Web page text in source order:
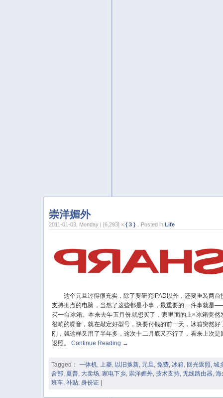
崇洋媚外
2011-01-03, Monday | [6,293] ×{ 3 } ，Posted inLife
这个元旦过得很充实，除了要研究iPAD以外，还要重装两台
支持据点的电脑，当然了这些都是小事，最重要的一件事就是
买一台冰箱。本来去年五月份就想买了，家里面的上×冰箱突然
很响的噪音，就在敲定好型号，快要付钱的前一天，冰箱突然好
刚，就这样又用了半年多，这次十二月底又不行了，看来上次是
返照。
Continue Reading →
Tagged： 一体机,上菱, 以旧换新, 元旦,免费,冰箱, 回光返照,城
合部, 夏普, 大卖场,家电下乡,崇洋媚外,技术支持,无线路由器,海
班车,补贴,身份证